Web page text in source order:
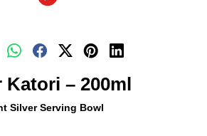
Katori – 200ml
Silver Serving Bowl